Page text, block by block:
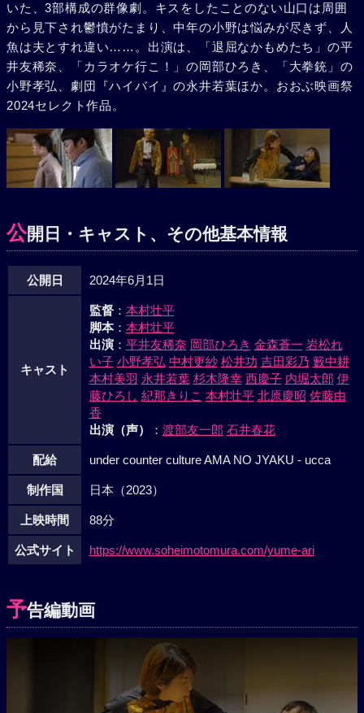
いた、3部構成の群像劇。キスをしたことのない山口は周囲
から見下され鬱憤がたまり、中年の小野は悩みが尽きず、人
魚は夫とすれ違い……。出演は、「退屈なかもめたち」の平
井友稀奈、「カラオケ行こ！」の岡部ひろき、「大拳銃」の
小野孝弘、劇団『ハイバイ』の永井若葉ほか。おおぶ映画祭
2024セレクト作品。
公開日・キャスト、その他基本情報
公開日 2024年6月1日
キャスト
監督： 本村壮平
脚本： 本村壮平
出演： 平井友稀奈 岡部ひろき 金森蒼一 岩松れ
い子 小野孝弘 中村更紗 松井功 吉田彩乃 籔中耕
本村美羽 永井若葉 杉木隆幸 西慶子 内堀太郎 伊
藤ひろし 紀那きりこ 本村壮平 北原慶昭 佐藤由
香
出演（声）
： 渡部友一郎 石井春花
配給 under counter culture AMA NO JYAKU - ucca
制作国 日本（2023）
上映時間 88分
公式サイト https://www.soheimotomura.com/yume-ari
予告編動画